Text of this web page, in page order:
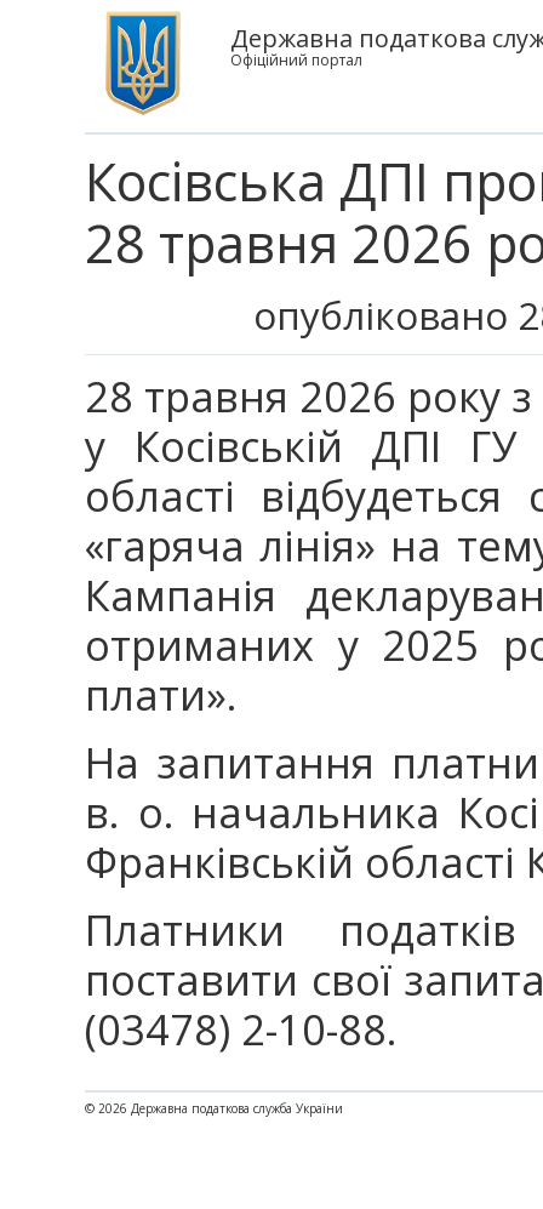
Державна податкова
Офіційний портал
Косівська ДПІ
28 травня 2026
опубліковано
28 травня 2026 року
у Косівській ДПІ
області
«гаряча лінія» на
Кампанія
отриманих у 2025
плати».
На запитання
в. о. начальника
Франківській
Платники
поставити свої
(03478) 2-10-88.
© 2026 Державна податкова служба України